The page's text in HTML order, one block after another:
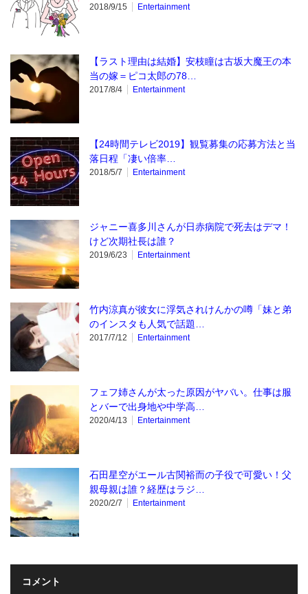
2018/9/15 Entertainment
【ラスト理由は結婚】安枝瞳は古坂大魔王の本
当の嫁＝ピコ太郎の78…
2017/8/4 Entertainment
【24時間テレビ2019】観覧募集の応募方法と当
落日程「凄い倍率…
2018/5/7 Entertainment
ジャニー喜多川さんが日赤病院で死去はデマ！
けど次期社長は誰？
2019/6/23 Entertainment
竹内涼真が彼女に浮気されけんかの噂「妹と弟
のインスタも人気で話題…
2017/7/12 Entertainment
フェフ姉さんが太った原因がヤバい。仕事は服
とバーで出身地や中学高…
2020/4/13 Entertainment
石田星空がエール古関裕而の子役で可愛い！父
親母親は誰？経歴はラジ…
2020/2/7 Entertainment
コメント